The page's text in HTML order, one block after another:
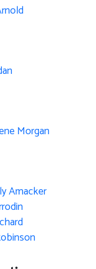
Morgan
Amacker